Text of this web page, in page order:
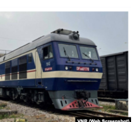
MẠI CỦA MỸ: QUÁ KHỨ VÀ HIỆN
2024
TẠI DẢI GAZA
CON ĐƯỜNG